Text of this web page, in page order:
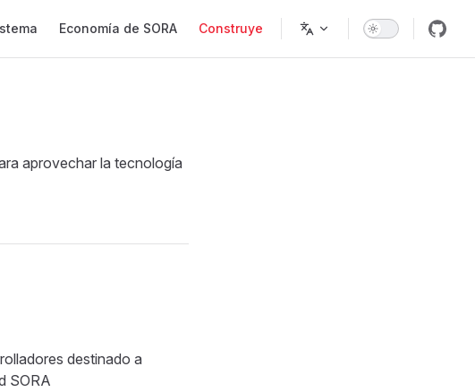
Economía de SORA Construye
aprovechar la tecnología
destinado a
SORA